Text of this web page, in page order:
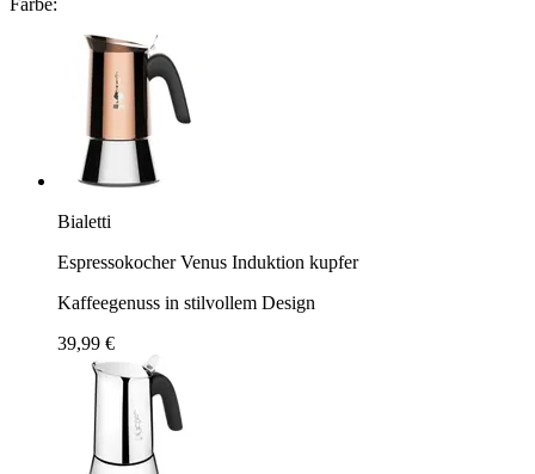
Bialetti
Espressokocher Venus Induktion kupfer
Kaffeegenuss in stilvollem Design
39,99 €